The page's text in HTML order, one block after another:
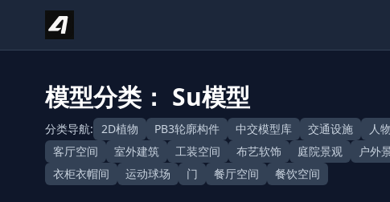
Skip to content
模型分类： Su模型
分类导航: 2D植物 PB3轮廓构件 中交模型库 交通设施 人
客厅空间
室外建筑 工装空间 布艺软饰 庭院景观 户外
衣柜衣帽间
运动球场 门 餐厅空间 餐饮空间